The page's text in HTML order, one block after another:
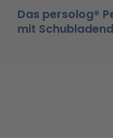
Das persolog®
mit